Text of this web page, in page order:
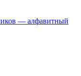
— алфавитный